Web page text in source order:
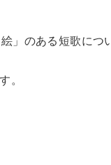
」のある短歌につ
。